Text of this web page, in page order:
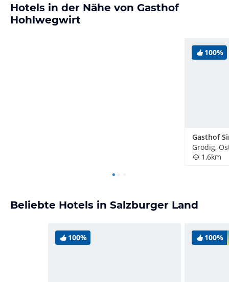
Hotels in der Nähe von Gasthof
Hohlwegwirt
100%
Grödig,
1,6km
Beliebte Hotels in Salzburger Land
100% 100%